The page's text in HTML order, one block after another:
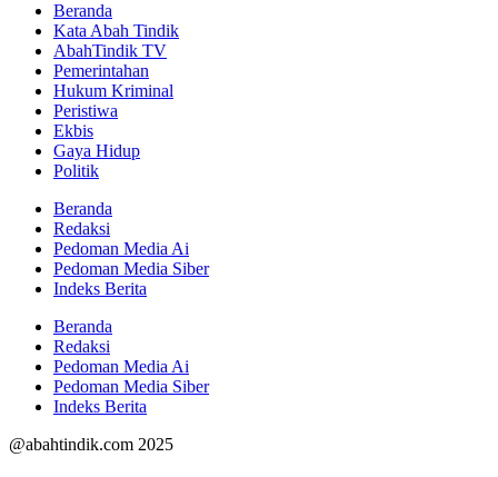
Beranda
Kata Abah Tindik
AbahTindik TV
Pemerintahan
Hukum Kriminal
Peristiwa
Ekbis
Gaya Hidup
Politik
Beranda
Redaksi
Pedoman Media Ai
Pedoman Media Siber
Indeks Berita
Beranda
Redaksi
Pedoman Media Ai
Pedoman Media Siber
Indeks Berita
@abahtindik.com 2025